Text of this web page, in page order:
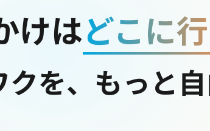
けはどこに
クを、もっと